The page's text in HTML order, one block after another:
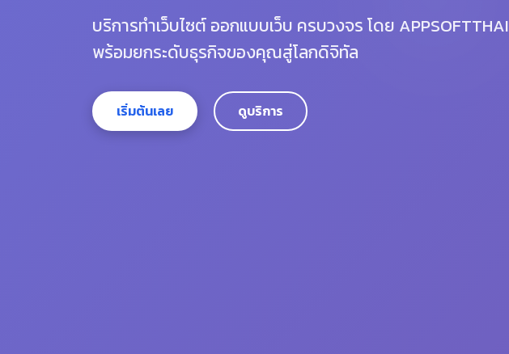
บริการทำเว็บไซต์ ออกแบบเว็บ ครบวงจร โดย APPSOFTTHAI
พร้อมยกระดับธุรกิจของคุณสู่โลกดิจิทัล
เริ่มต้นเลย ดูบริการ